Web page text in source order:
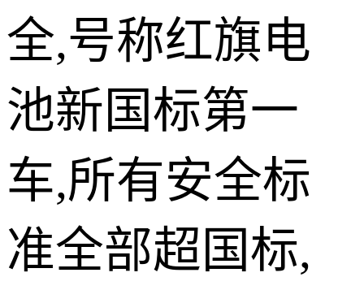
全,号称红旗电
池新国标第一
车,所有安全标
准全部超国标,